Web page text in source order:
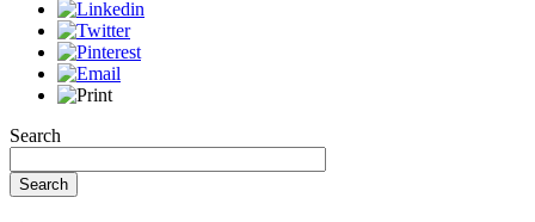
Search
Search